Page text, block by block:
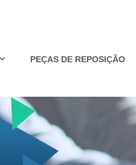
PEÇAS DE REPOSIÇÃO